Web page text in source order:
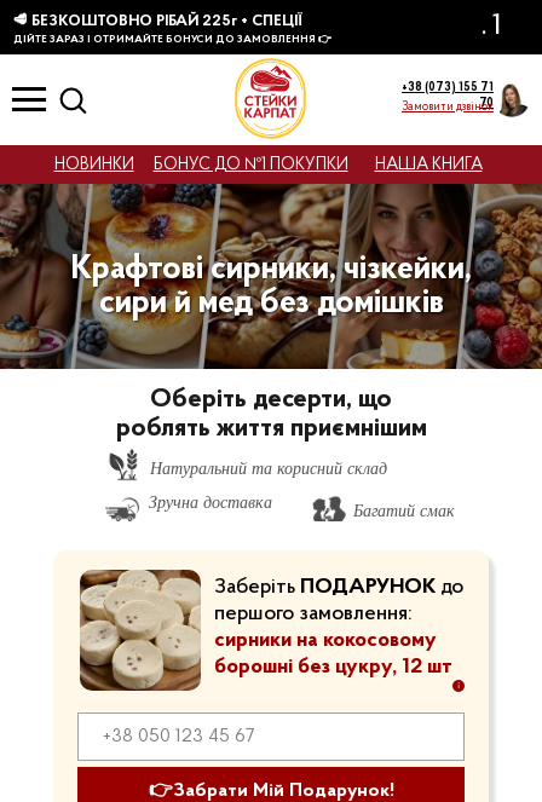
+38 (073) 155 71
70
Замовити дзвінок
Крафтові сирники, чізкейки,
сири й мед без домішків
НОВИНКИ БОНУС ДО №1 ПОКУПКИ НАША КНИГА
Оберіть десерти, що
роблять життя приємнішим
👉Забрати Мій Подарунок!
Заберіть ПОДАРУНОК до
першого замовлення:
сирники на кокосовому
борошні без цукру, 12 шт
Натуральний та корисний склад
Зручна доставка
Багатий смак